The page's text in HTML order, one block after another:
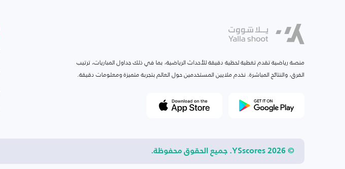
منصة رياضية تقدم تغطية لحظية دقيقة للأحداث الرياضية، بما في ذلك جداول المباريات، ترتيب
الفرق، والنتائج المباشرة. نخدم ملايين المستخدمين حول العالم بتجربة متميزة ومعلومات دقيقة.
© 2026 YSscores. جميع الحقوق محفوظة.